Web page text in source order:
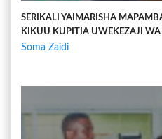
SERIKALI YAIMARISHA
KIKUU KUPITIA UWEKEZAJI WA
Soma Zaidi